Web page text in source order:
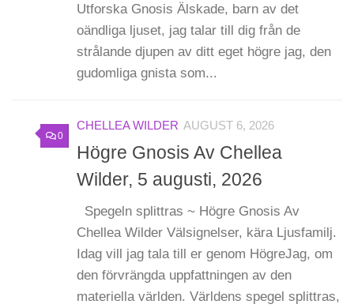
Utforska Gnosis Älskade, barn av det
oändliga ljuset, jag talar till dig från de
strålande djupen av ditt eget högre jag, den
gudomliga gnista som...
0
CHELLEA WILDER AUGUST 6, 2026
Högre Gnosis Av Chellea
Wilder, 5 augusti, 2026
Spegeln splittras ~ Högre Gnosis Av
Chellea Wilder Välsignelser, kära Ljusfamilj.
Idag vill jag tala till er genom HögreJag, om
den förvrängda uppfattningen av den
materiella världen. Världens spegel splittras,